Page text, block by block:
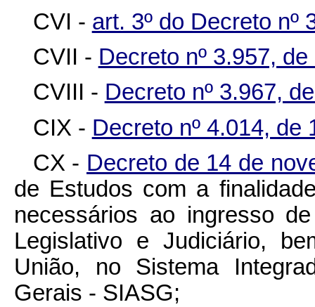
CVI - art. 3º do Decreto nº
CVII - Decreto nº 3.957,
CVIII - Decreto nº 3.967,
CIX - Decreto nº 4.014, de
CX - Decreto de 14 de
de Estudos com a
necessários ao ingresso
Legislativo e Judiciário,
União, no Sistema
Gerais - SIASG;